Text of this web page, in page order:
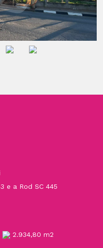
e a Rod SC 445
2.934,80 m2